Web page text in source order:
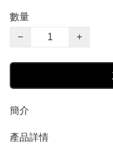
數量
−
+
簡介
產品詳情